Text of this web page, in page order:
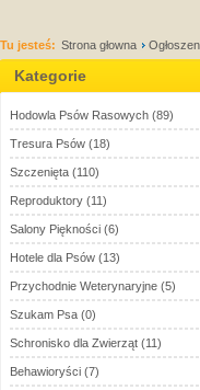
Tu jesteś: Strona głowna
Kategorie
Hodowla Psów Rasowych (89)
Tresura Psów (18)
Szczenięta (110)
Reproduktory (11)
Salony Piękności (6)
Hotele dla Psów (13)
Przychodnie Weterynaryjne (5)
Szukam Psa (0)
Schronisko dla Zwierząt (11)
Behawioryści (7)